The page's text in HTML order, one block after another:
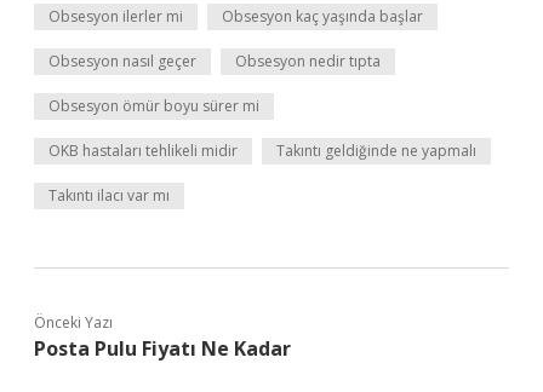
Obsesyon ilerler mi Obsesyon kaç yaşında başlar
Obsesyon nasıl geçer Obsesyon nedir tıpta
Obsesyon ömür boyu sürer mi
OKB hastaları tehlikeli midir Takıntı geldiğinde ne yapmalı
Takıntı ilacı var mı
Önceki Yazı
Posta Pulu Fiyatı Ne Kadar